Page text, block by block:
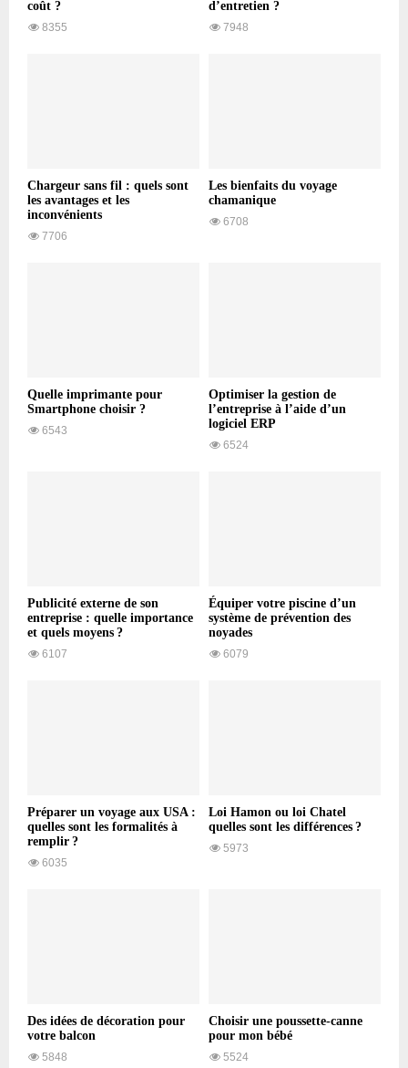
coût ?
8355
d’entretien ?
7948
Chargeur sans fil : quels sont
les avantages et les
inconvénients
7706
Les bienfaits du voyage
chamanique
6708
Quelle imprimante pour
Smartphone choisir ?
6543
Optimiser la gestion de
l’entreprise à l’aide d’un
logiciel ERP
6524
Publicité externe de son
entreprise : quelle importance
et quels moyens ?
6107
Équiper votre piscine d’un
système de prévention des
noyades
6079
Préparer un voyage aux USA :
quelles sont les formalités à
remplir ?
6035
Loi Hamon ou loi Chatel
quelles sont les différences ?
5973
Des idées de décoration pour
votre balcon
5848
Choisir une poussette-canne
pour mon bébé
5524